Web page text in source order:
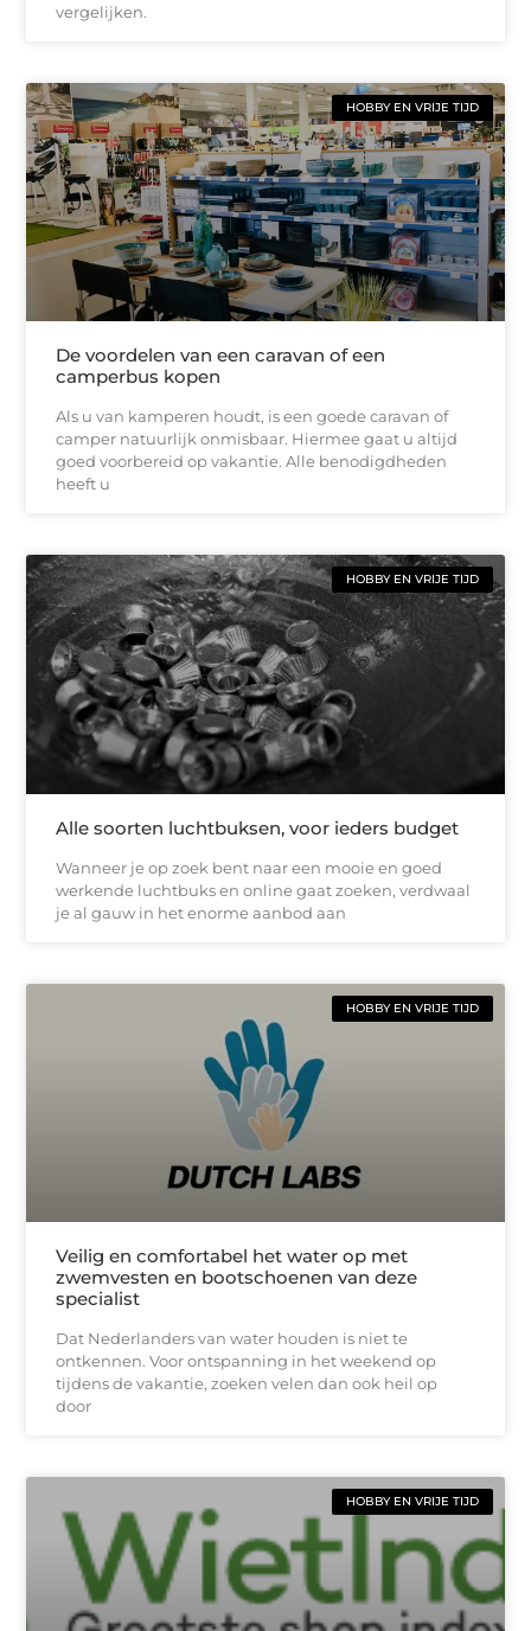
vergelijken.
HOBBY EN VRIJE TIJD
De voordelen van een caravan of een
camperbus kopen
Als u van kamperen houdt, is een goede caravan of
camper natuurlijk onmisbaar. Hiermee gaat u altijd
goed voorbereid op vakantie. Alle benodigdheden
heeft u
HOBBY EN VRIJE TIJD
Alle soorten luchtbuksen, voor ieders budget
Wanneer je op zoek bent naar een mooie en goed
werkende luchtbuks en online gaat zoeken, verdwaal
je al gauw in het enorme aanbod aan
HOBBY EN VRIJE TIJD
Veilig en comfortabel het water op met
zwemvesten en bootschoenen van deze
specialist
Dat Nederlanders van water houden is niet te
ontkennen. Voor ontspanning in het weekend op
tijdens de vakantie, zoeken velen dan ook heil op
door
HOBBY EN VRIJE TIJD